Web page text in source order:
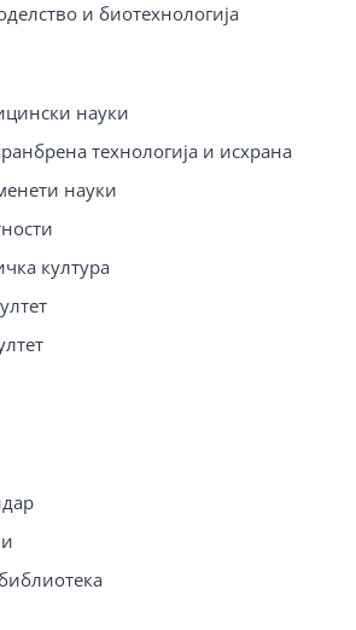
и биотехнологија
науки
технологија и исхрана
науки
култура